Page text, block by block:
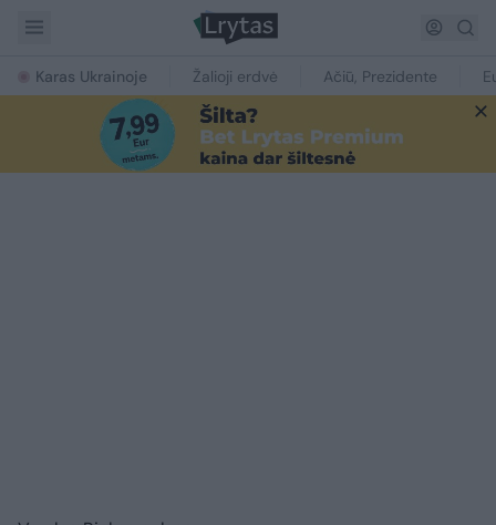
Karas Ukrainoje Žalioji erdvė Ačiū, Prezidente